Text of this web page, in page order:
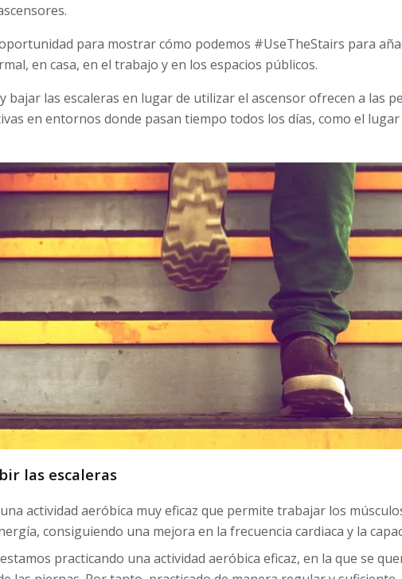
para mostrar cómo podemos #UseTheStairs para
en casa, en el trabajo y en los espacios públicos.
bajar las escaleras en lugar de utilizar el ascensor ofrecen a las
en entornos donde pasan tiempo todos los días, como el
las escaleras
actividad aeróbica muy eficaz que permite trabajar los
consiguiendo una mejora en la frecuencia cardiaca y la
practicando una actividad aeróbica eficaz, en la que se